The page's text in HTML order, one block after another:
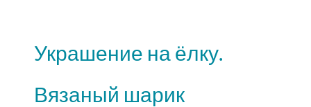
Украшение на ёлку.
Вязаный шарик